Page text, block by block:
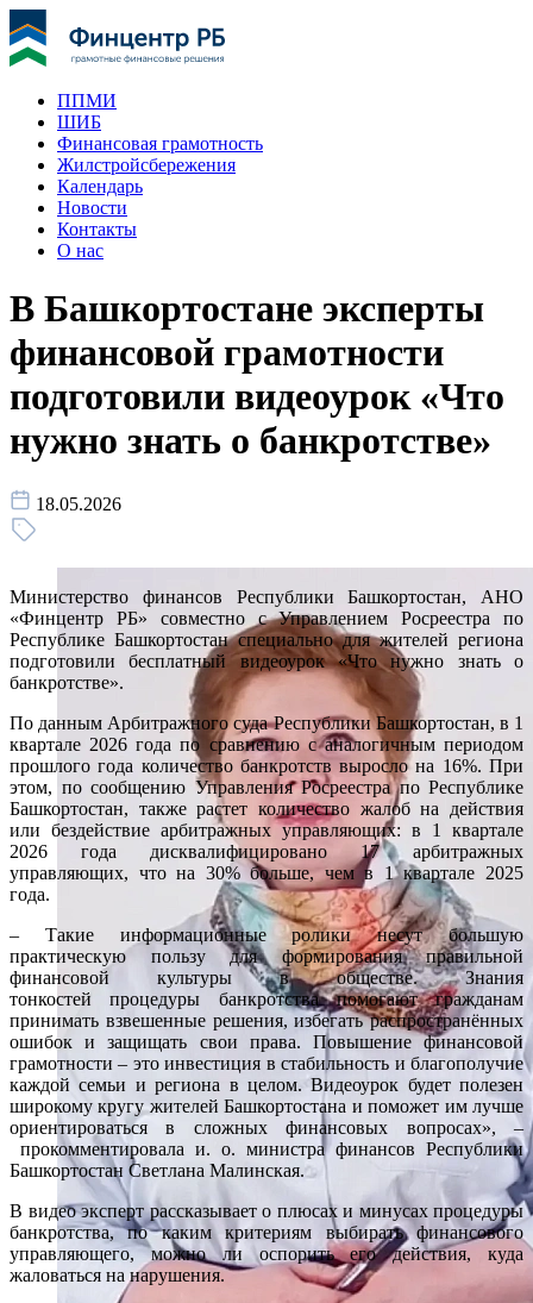
ППМИ
ШИБ
Финансовая грамотность
Жилстройсбережения
Календарь
Новости
Контакты
О нас
В Башкортостане эксперты
финансовой грамотности
подготовили видеоурок «Что
нужно знать о банкротстве»
18.05.2026
Министерство финансов Республики Башкортостан, АНО
«Финцентр РБ» совместно с Управлением Росреестра по
Республике Башкортостан специально для жителей региона
подготовили бесплатный видеоурок «Что нужно знать о
банкротстве».
По данным Арбитражного суда Республики Башкортостан, в 1
квартале 2026 года по сравнению с аналогичным периодом
прошлого года количество банкротств выросло на 16%. При
этом, по сообщению Управления Росреестра по Республике
Башкортостан, также растет количество жалоб на действия
или бездействие арбитражных управляющих: в 1 квартале
2026 года дисквалифицировано 17 арбитражных
управляющих, что на 30% больше, чем в 1 квартале 2025
года.
– Такие информационные ролики несут большую
практическую пользу для формирования правильной
финансовой культуры в обществе. Знания
тонкостей процедуры банкротства помогают гражданам
принимать взвешенные решения, избегать распространённых
ошибок и защищать свои права. Повышение финансовой
грамотности – это инвестиция в стабильность и благополучие
каждой семьи и региона в целом. Видеоурок будет полезен
широкому кругу жителей Башкортостана и поможет им лучше
ориентироваться в сложных финансовых вопросах», –
прокомментировала и. о. министра финансов Республики
Башкортостан Светлана Малинская.
В видео эксперт рассказывает о плюсах и минусах процедуры
банкротства, по каким критериям выбирать финансового
управляющего, можно ли оспорить его действия, куда
жаловаться на нарушения.